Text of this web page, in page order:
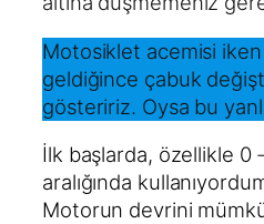
Motosiklet acemisi
geldiğince çabuk
gösteririz. Oysa bu
İlk başlarda, özellikle 0
aralığında
Motorun devrini